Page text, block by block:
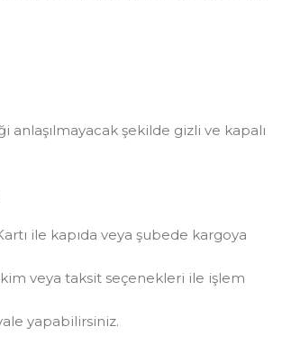
anlaşılmayacak şekilde gizli ve kapalı
ile kapıda veya şubede kargoya
veya taksit seçenekleri ile işlem
yapabilirsiniz.